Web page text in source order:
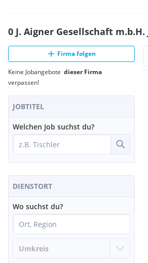
0 J. Aigner Gesellschaft m.b.H.
Firma folgen
Keine Jobangebote dieser Firma
verpassen!
JOBTITEL
Welchen Job suchst du?
DIENSTORT
Wo suchst du?